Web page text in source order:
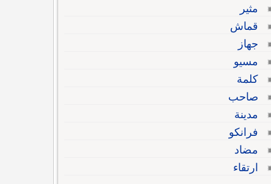
مثير
قماش
جهاز
مسيو
كلمة
صاحب
مدينة
فرانكو
مضاد
ارتقاء